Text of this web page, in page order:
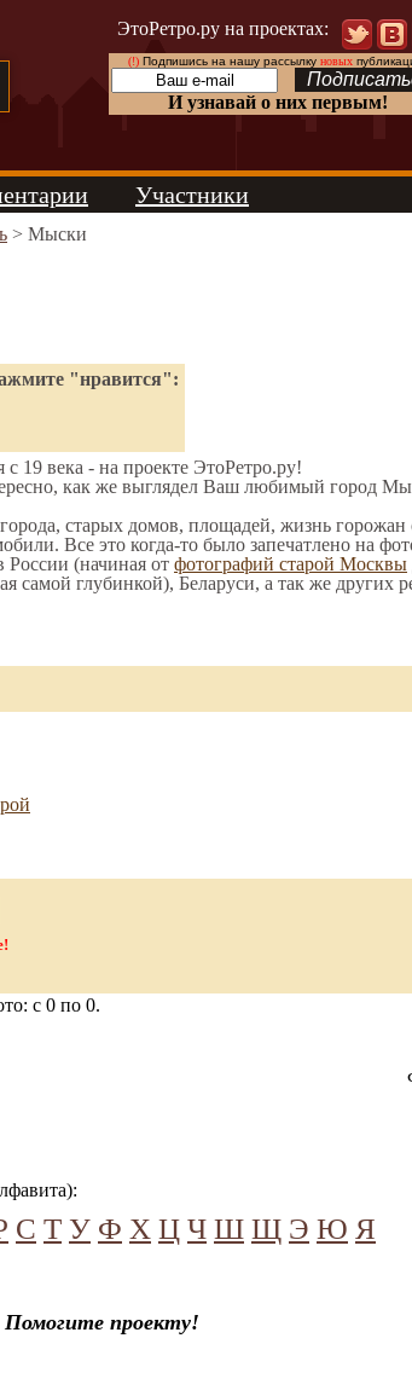
ЭтоРетро.ру на проектах:
(!)Подпишись на нашу рассылку новых
И узнавай о них первым!
Участники
> Мыски
"нравится":
19 века - на проекте ЭтоРетро.ру!
как же выглядел Ваш любимый город
старых домов, площадей, жизнь горожан
Все это когда-то было запечатлено на
России (начиная от фотографий старой Москвы
самой глубинкой), Беларуси, а так же других
с 0 по 0.
С Т У Ф Х Ц Ч Ш Щ Э Ю Я
Помогите проекту!